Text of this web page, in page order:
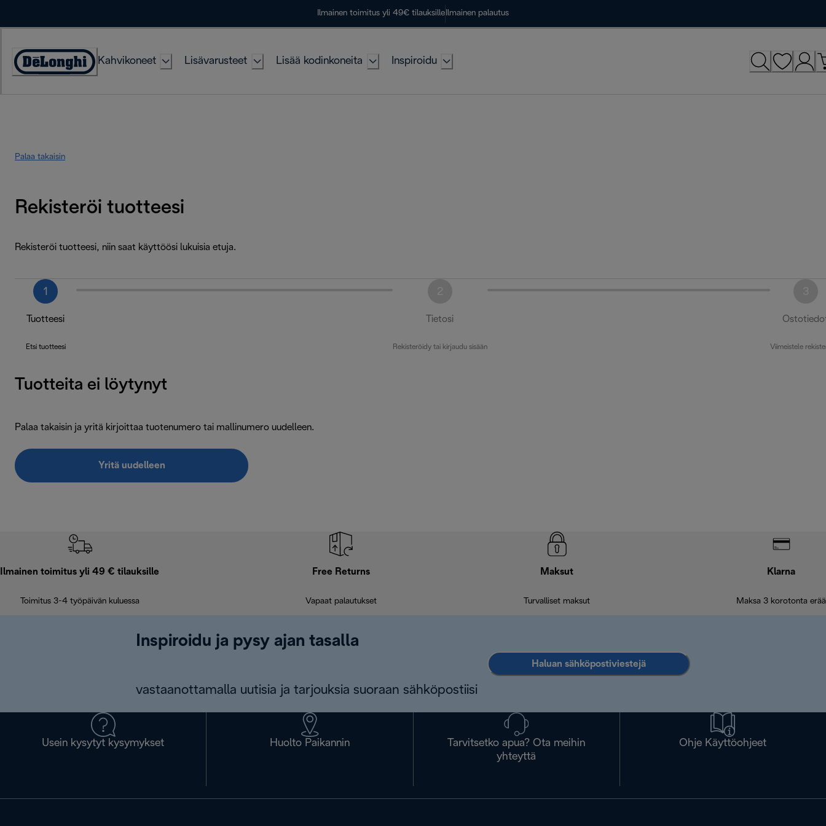
Ilmainen toimitus yli 49€ tilauksille Ilmainen palautus
Accessibility
Kahvikoneet Lisävarusteet Lisää kodinkoneita Inspiroidu
Palaa takaisin
Rekisteröi tuotteesi
Rekisteröi tuotteesi, niin saat käyttöösi lukuisia etuja.
1
Tuotteesi
Etsi tuotteesi
Tietosi
Rekisteröidy tai kirjaudu sisään Viimeistele
Tuotteita ei löytynyt
Palaa takaisin ja yritä kirjoittaa tuotenumero tai mallinumero uudelleen.
Yritä uudelleen
Ilmainen toimitus yli 49 € tilauksille
Toimitus 3-4 työpäivän kuluessa
Free Returns
Vapaat palautukset
Maksut
Turvalliset maksut
Klarna
Maksa 3 korotonta erää
Inspiroidu ja pysy ajan tasalla
vastaanottamalla uutisia ja tarjouksia suoraan sähköpostiisi
Haluan sähköpostiviestejä
Usein kysytyt kysymykset Huolto Paikannin
Tarvitsetko apua? Ota meihin
yhteyttä
Ohje Käyttöohjeet